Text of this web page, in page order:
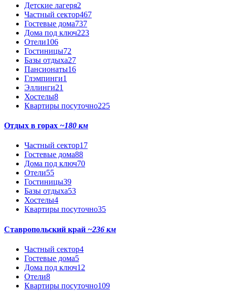
Детские лагеря2
Частный сектор467
Гостевые дома737
Дома под ключ223
Отели106
Гостиницы72
Базы отдыха27
Пансионаты16
Глэмпинги1
Эллинги21
Хостелы8
Квартиры посуточно225
Отдых в горах ~180 км
Частный сектор17
Гостевые дома88
Дома под ключ70
Отели55
Гостиницы39
Базы отдыха53
Хостелы4
Квартиры посуточно35
Ставропольский край ~236 км
Частный сектор4
Гостевые дома5
Дома под ключ12
Отели8
Квартиры посуточно109